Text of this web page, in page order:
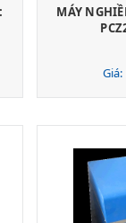
MÁY